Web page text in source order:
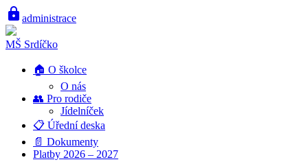
lock administrace
MŠ Srdíčko
🏠 O školce
O nás
👥 Pro rodiče
Jídelníček
📋 Úřední deska
📄 Dokumenty
Platby 2026 – 2027